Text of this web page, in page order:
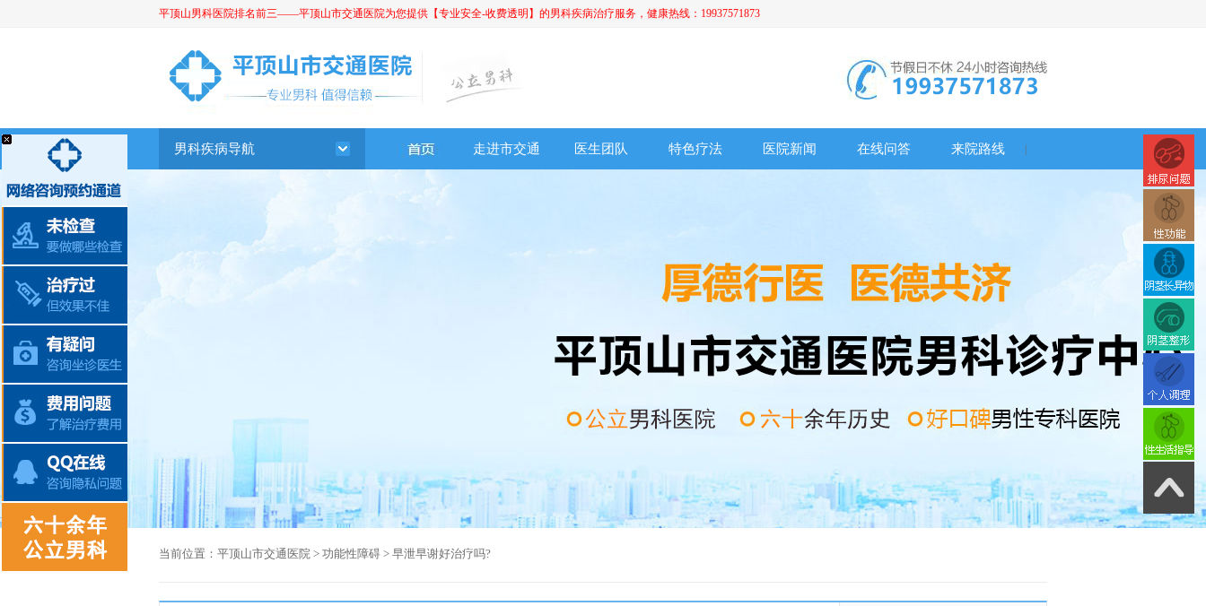
平顶山男科医院排名前三——平顶山市交通医院为您提供【专业安全-收费透明】的男科疾病治疗服务，健康热线：19937571873
男科疾病导航 走进市交通 医生团队 特色疗法 医院新闻 在线问答 来院路线
当前位置： 平顶山市交通医院 > 功能性障碍 > 早泄早谢好治疗吗?